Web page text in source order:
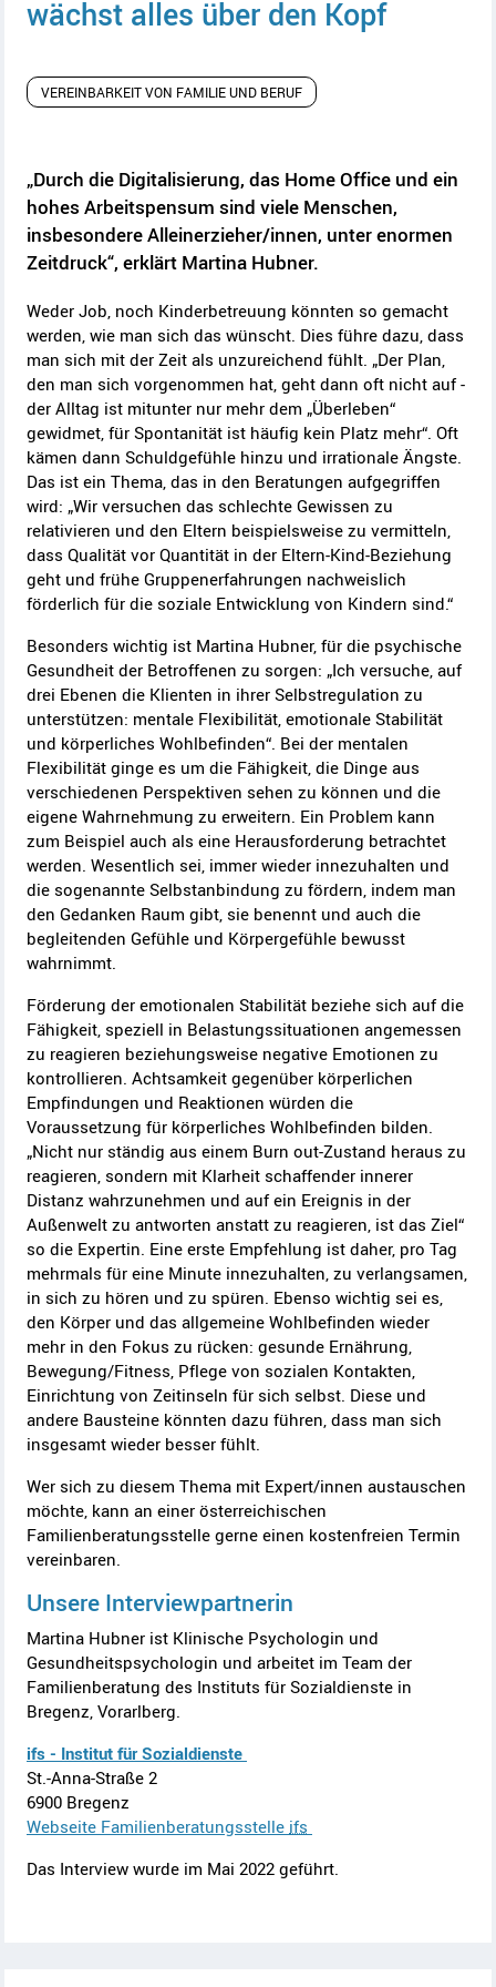
wächst alles über den Kopf
VEREINBARKEIT VON FAMILIE UND BERUF
„Durch die Digitalisierung, das Home Office und ein
hohes Arbeitspensum sind viele Menschen,
insbesondere Alleinerzieher/innen, unter enormen
Zeitdruck“, erklärt Martina Hubner.
Weder Job, noch Kinderbetreuung könnten so gemacht
werden, wie man sich das wünscht. Dies führe dazu, dass
man sich mit der Zeit als unzureichend fühlt. „Der Plan,
den man sich vorgenommen hat, geht dann oft nicht auf -
der Alltag ist mitunter nur mehr dem „Überleben“
gewidmet, für Spontanität ist häufig kein Platz mehr“. Oft
kämen dann Schuldgefühle hinzu und irrationale Ängste.
Das ist ein Thema, das in den Beratungen aufgegriffen
wird: „Wir versuchen das schlechte Gewissen zu
relativieren und den Eltern beispielsweise zu vermitteln,
dass Qualität vor Quantität in der Eltern-Kind-Beziehung
geht und frühe Gruppenerfahrungen nachweislich
förderlich für die soziale Entwicklung von Kindern sind.“
Besonders wichtig ist Martina Hubner, für die psychische
Gesundheit der Betroffenen zu sorgen: „Ich versuche, auf
drei Ebenen die Klienten in ihrer Selbstregulation zu
unterstützen: mentale Flexibilität, emotionale Stabilität
und körperliches Wohlbefinden“. Bei der mentalen
Flexibilität ginge es um die Fähigkeit, die Dinge aus
verschiedenen Perspektiven sehen zu können und die
eigene Wahrnehmung zu erweitern. Ein Problem kann
zum Beispiel auch als eine Herausforderung betrachtet
werden. Wesentlich sei, immer wieder innezuhalten und
die sogenannte Selbstanbindung zu fördern, indem man
den Gedanken Raum gibt, sie benennt und auch die
begleitenden Gefühle und Körpergefühle bewusst
wahrnimmt.
Förderung der emotionalen Stabilität beziehe sich auf die
Fähigkeit, speziell in Belastungssituationen angemessen
zu reagieren beziehungsweise negative Emotionen zu
kontrollieren. Achtsamkeit gegenüber körperlichen
Empfindungen und Reaktionen würden die
Voraussetzung für körperliches Wohlbefinden bilden.
„Nicht nur ständig aus einem Burn out-Zustand heraus zu
reagieren, sondern mit Klarheit schaffender innerer
Distanz wahrzunehmen und auf ein Ereignis in der
Außenwelt zu antworten anstatt zu reagieren, ist das Ziel“
so die Expertin. Eine erste Empfehlung ist daher, pro Tag
mehrmals für eine Minute innezuhalten, zu verlangsamen,
in sich zu hören und zu spüren. Ebenso wichtig sei es,
den Körper und das allgemeine Wohlbefinden wieder
mehr in den Fokus zu rücken: gesunde Ernährung,
Bewegung/Fitness, Pflege von sozialen Kontakten,
Einrichtung von Zeitinseln für sich selbst. Diese und
andere Bausteine könnten dazu führen, dass man sich
insgesamt wieder besser fühlt.
Wer sich zu diesem Thema mit Expert/innen austauschen
möchte, kann an einer österreichischen
Familienberatungsstelle gerne einen kostenfreien Termin
vereinbaren.
Unsere Interviewpartnerin
Martina Hubner ist Klinische Psychologin und
Gesundheitspsychologin und arbeitet im Team der
Familienberatung des Instituts für Sozialdienste in
Bregenz, Vorarlberg.
ifs - Institut für Sozialdienste
St.-Anna-Straße 2
6900 Bregenz
Webseite Familienberatungsstelle ifs
Das Interview wurde im Mai 2022 geführt.